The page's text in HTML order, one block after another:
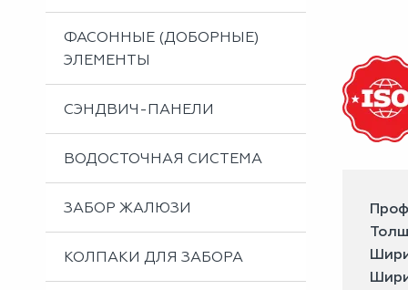
ФАСОННЫЕ (ДОБОРНЫЕ)
ЭЛЕМЕНТЫ
СЭНДВИЧ-ПАНЕЛИ
ВОДОСТОЧНАЯ СИСТЕМА
ЗАБОР ЖАЛЮЗИ
КОЛПАКИ ДЛЯ ЗАБОРА